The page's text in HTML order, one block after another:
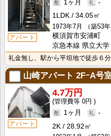
アパート
1ヶ月
-
1LDK
34.05㎡
1973年7月
（築53年
横須賀市安浦町
京急本線 県立大
山崎アパート 2FｰA号
アパート
4.7万円
0円
1ヶ月
-
2K
28.92㎡